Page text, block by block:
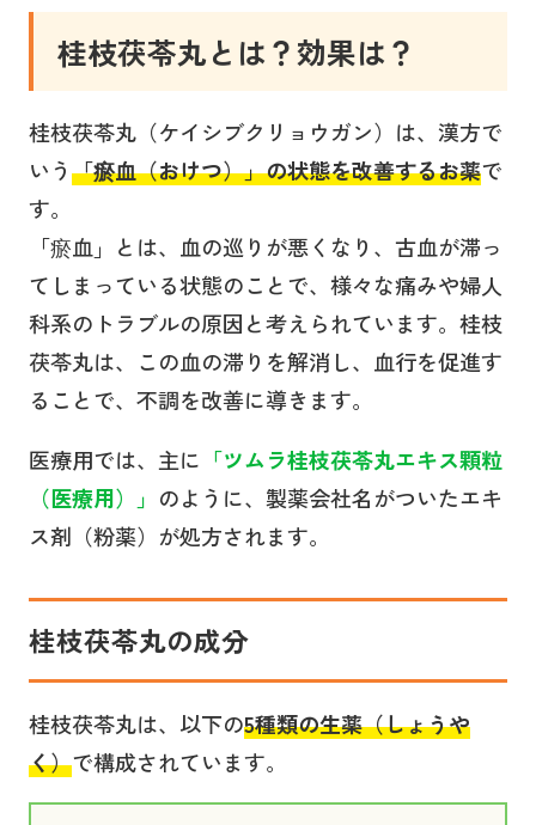
桂枝茯苓丸とは？効果は？
桂枝茯苓丸（ケイシブクリョウガン）は、漢方で
いう「瘀血（おけつ）」の状態を改善するお薬で
す。
「瘀血」とは、血の巡りが悪くなり、古血が滞っ
てしまっている状態のことで、様々な痛みや婦人
科系のトラブルの原因と考えられています。桂枝
茯苓丸は、この血の滞りを解消し、血行を促進す
ることで、不調を改善に導きます。
医療用では、主に 「ツムラ桂枝茯苓丸エキス顆粒
（医療用）」 のように、製薬会社名がついたエキ
ス剤（粉薬）が処方されます。
桂枝茯苓丸の成分
桂枝茯苓丸は、以下の5種類の生薬（しょうや
く）で構成されています。